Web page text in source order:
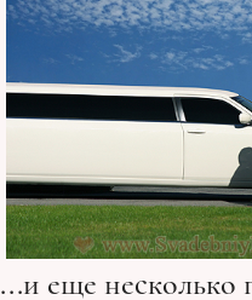
...и еще несколько